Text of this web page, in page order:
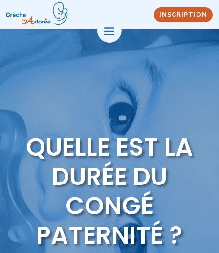
INSCRIPTION
QUELLE EST LA
DURÉE DU
CONGÉ
PATERNITÉ ?